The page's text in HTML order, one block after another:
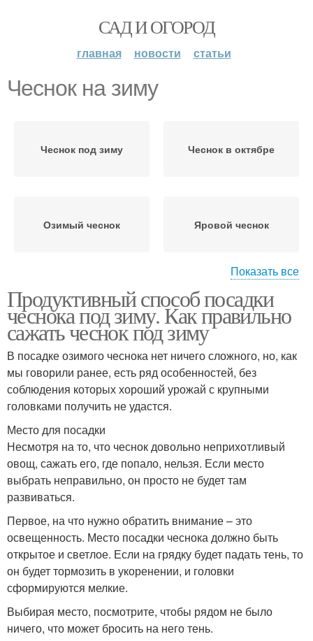
САД И ОГОРОД
главная новости статьи
Чеснок на зиму
Чеснок под зиму Чеснок в октябре
Озимый чеснок Яровой чеснок
Грядки для чеснока Чеснок к посадке
Чеснок по лунному
календарю
Показать все
Продуктивный способ посадки
чеснока под зиму. Как правильно
сажать чеснок под зиму
В посадке озимого чеснока нет ничего сложного, но, как
мы говорили ранее, есть ряд особенностей, без
соблюдения которых хороший урожай с крупными
головками получить не удастся.
Место для посадки
Несмотря на то, что чеснок довольно неприхотливый
овощ, сажать его, где попало, нельзя. Если место
выбрать неправильно, он просто не будет там
развиваться.
Первое, на что нужно обратить внимание – это
освещенность. Место посадки чеснока должно быть
открытое и светлое. Если на грядку будет падать тень, то
он будет тормозить в укоренении, и головки
сформируются мелкие.
Выбирая место, посмотрите, чтобы рядом не было
ничего, что может бросить на него тень.